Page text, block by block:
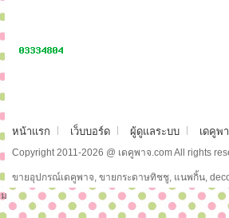
หน้าแรก เว็บบอร์ด ผู้ดูแลระบบ เดคูพ
Copyright 2011-2026 @ เดคูพาจ.com All rights
ขายอุปกรณ์เดคูพาจ, ขายกระดาษทิชชู, แนพกิ้น,
ม